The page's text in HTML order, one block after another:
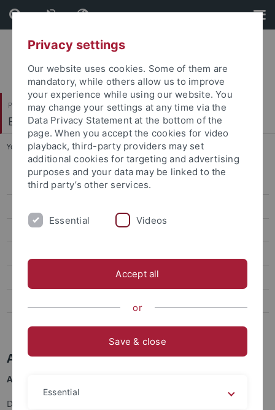
Skip
to
content
Skip
to
footer
Philosophische Fakultät
Ethnologie
You are here: Startseite ... Angewandte Ethnologie
Angewandte Ethnologie
Ethnologie in der Schule
Regionale Schwerpunkte
Angewandte Ethnologie
Angewandte Ethnologie
Die Angewandte Ethnologie (auch Praktische Ethnologie oder
Privacy settings
Our website uses cookies. Some of them are
mandatory, while others allow us to improve
your experience while using our website. You
may change your settings at any time via the
Data Privacy Statement at the bottom of the
page. When you accept the cookies for video
playback, third-party providers may set
additional cookies for targeting and advertising
purposes and your data may be linked to the
third party’s other services.
Essential Videos
Accept all
or
Save & close
Essential